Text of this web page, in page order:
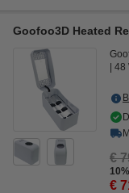
Goofoo3D Heated
48
€
€